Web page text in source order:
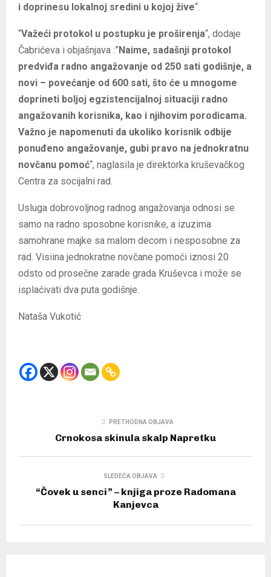
i doprinesu lokalnoj sredini u kojoj žive“.
“Važeći protokol u postupku je proširenja“, dodaje
Čabrićeva i objašnjava :”Naime, sadašnji protokol
predviđa radno angažovanje od 250 sati godišnje, a
novi – povećanje od 600 sati, što će u mnogome
doprineti boljoj egzistencijalnoj situaciji radno
angažovanih korisnika, kao i njihovim porodicama.
Važno je napomenuti da ukoliko korisnik odbije
ponuđeno angažovanje, gubi pravo na jednokratnu
novčanu pomoć“, naglasila je direktorka kruševačkog
Centra za socijalni rad.
Usluga dobrovoljnog radnog angažovanja odnosi se
samo na radno sposobne korisnike, a izuzima
samohrane majke sa malom decom i nesposobne za
rad. Visiina jednokratne novčane pomoći iznosi 20
odsto od prosečne zarade grada Kruševca i može se
isplaćivati dva puta godišnje.
Nataša Vukotić
PRETHODNA OBJAVA
Crnokosa skinula skalp Napretku
SLEDEĆA OBJAVA
“Čovek u senci” – knjiga proze Radomana
Kanjevca